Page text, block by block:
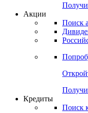
Акции
Поиск
Кредиты
Поиск